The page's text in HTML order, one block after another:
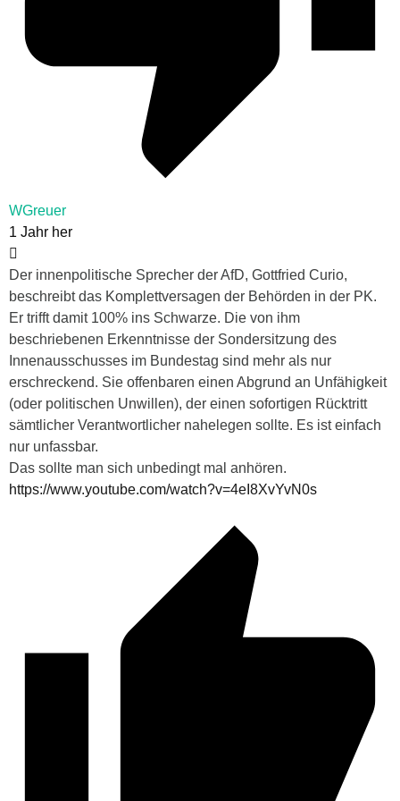
WGreuer
1 Jahr her
Der innenpolitische Sprecher der AfD, Gottfried Curio,
beschreibt das Komplettversagen der Behörden in der PK.
Er trifft damit 100% ins Schwarze. Die von ihm
beschriebenen Erkenntnisse der Sondersitzung des
Innenausschusses im Bundestag sind mehr als nur
erschreckend. Sie offenbaren einen Abgrund an Unfähigkeit
(oder politischen Unwillen), der einen sofortigen Rücktritt
sämtlicher Verantwortlicher nahelegen sollte. Es ist einfach
nur unfassbar.
Das sollte man sich unbedingt mal anhören.
https://www.youtube.com/watch?v=4eI8XvYvN0s